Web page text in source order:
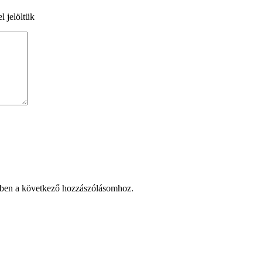
jelöltük
a következő hozzászólásomhoz.